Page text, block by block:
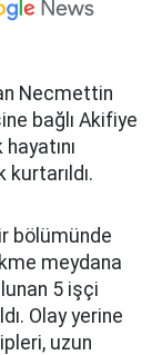
Necmettin
bağlı Akifiye
bölümünde
meydana
5 işçi
Olay yerine
uzun